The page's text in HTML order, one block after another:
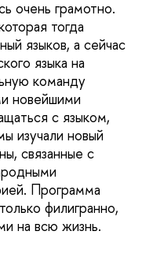
очень грамотно.
тогда
языков, а сейчас
языка на
команду
новейшими
с языком,
изучали новый
связанные с
Программа
филигранно,
на всю жизнь.